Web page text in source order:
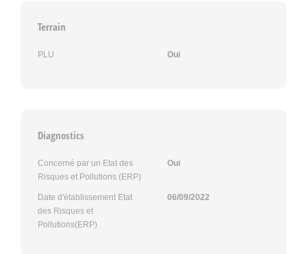
Terrain
PLU Oui
Diagnostics
Concerné par un Etat des
Risques et Pollutions (ERP)
Oui
Date d'établissement Etat
des Risques et
Pollutions(ERP)
06/09/2022